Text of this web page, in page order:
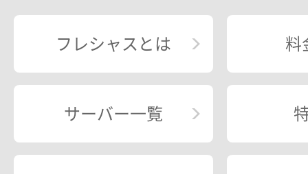
フレシャスとは 料
サーバー一覧